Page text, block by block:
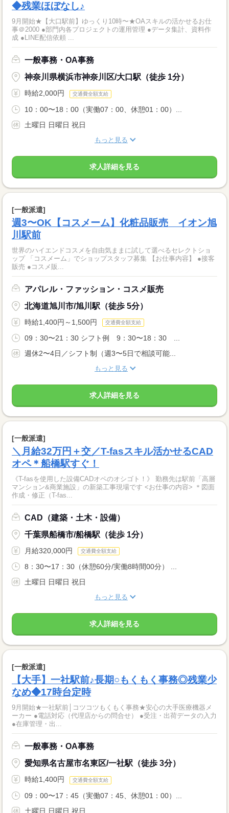
◆残業ほぼなし♪
9月開始★【大口駅前】ゆっくり10時〜★OAスキルの活かせるお仕
事＠2000 ●部門内各プロジェクトの運用管理 ●データ集計、資料作
成 ●LINE配信依頼 ...
一般事務・OA事務
神奈川県横浜市神奈川区/大口駅（徒歩 1分）
時給2,000円 交通費全額支給
10：00〜18：00（実働07：00、休憩01：00）...
土曜日 日曜日 祝日
もっと見る
求人詳細を見る
[一般派遣]
週3〜OK【コスメーム】化粧品販売 イオン旭
川駅前
世界のハイエンドコスメを自由気ままに試して選べるセレクトショ
ップ 「コスメーム」でショップスタッフ募集 【お仕事内容】 ●接客
販売 ●コスメ販...
アパレル・ファッション・コスメ販売
北海道旭川市/旭川駅（徒歩 5分）
時給1,400円～1,500円 交通費全額支給
09：30〜21：30 シフト例 9：30〜18：30 ...
週休2〜4日／シフト制（週3〜5日で相談可能...
もっと見る
求人詳細を見る
[一般派遣]
＼月給32万円＋交／T-fasスキル活かせるCAD
オペ＊船橋駅すぐ！
《T-fasを使用した設備CADオペのオシゴト！》 勤務先は駅前「高層
マンション&商業施設」の新築工事現場です <お仕事の内容> ＊図面
作成・修正（T-fas...
CAD（建築・土木・設備）
千葉県船橋市/船橋駅（徒歩 1分）
月給320,000円 交通費全額支給
8：30〜17：30（休憩60分/実働8時間00分） ...
土曜日 日曜日 祝日
もっと見る
求人詳細を見る
[一般派遣]
【大手】一社駅前♪長期○もくもく事務◎残業少
なめ◆17時台定時
9月開始★一社駅前│コツコツもくもく事務★安心の大手医療機器メ
ーカー ●電話対応（代理店からの問合せ） ●受注・出荷データの入力
●在庫管理・出...
一般事務・OA事務
愛知県名古屋市名東区/一社駅（徒歩 3分）
時給1,400円 交通費全額支給
09：00〜17：45（実働07：45、休憩01：00）...
土曜日 日曜日 祝日